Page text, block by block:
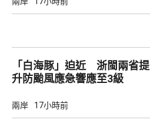
「白海豚」迫近 浙閩兩省提
升防颱風應急響應至3級
兩岸 17小時前